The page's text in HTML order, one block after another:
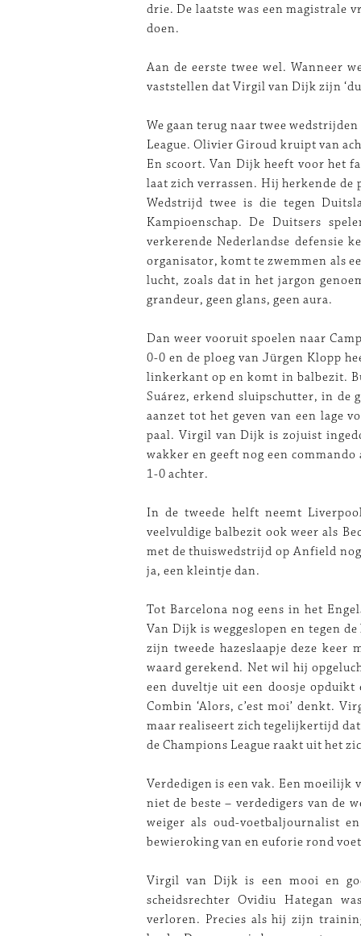
drie. De laatste was een magistrale
doen.
Aan de eerste twee wel. Wanneer
vaststellen dat Virgil van Dijk zijn
We gaan terug naar twee
League. Olivier Giroud kruipt van
En scoort. Van Dijk heeft voor het
laat zich verrassen. Hij herkende de
Wedstrijd twee is die tegen
Kampioenschap. De Duitsers
verkerende Nederlandse defensie
organisator, komt te zwemmen als
lucht, zoals dat in het jargon
grandeur, geen glans, geen aura.
Dan weer vooruit spoelen naar
0-0 en de ploeg van Jürgen Klopp
linkerkant op en komt in balbezit.
Suárez, erkend sluipschutter, in de
aanzet tot het geven van een lage
paal. Virgil van Dijk is zojuist
wakker en geeft nog een
1-0 achter.
In de tweede helft neemt
veelvuldige balbezit ook weer als
met de thuiswedstrijd op Anfield
ja, een kleintje dan.
Tot Barcelona nog eens in het
Van Dijk is weggeslopen en tegen
zijn tweede hazeslaapje deze
waard gerekend. Net wil hij
een duveltje uit een doosje
Combin ‘Alors, c’est moi’ denkt.
maar realiseert zich tegelijkertijd
de Champions League raakt uit het
Verdedigen is een vak. Een moeilijk
niet de beste – verdedigers van de
weiger als oud-voetbaljournalist
bewieroking van en euforie rond
Virgil van Dijk is een mooi en
scheidsrechter Ovidiu Hategan
verloren. Precies als hij zijn